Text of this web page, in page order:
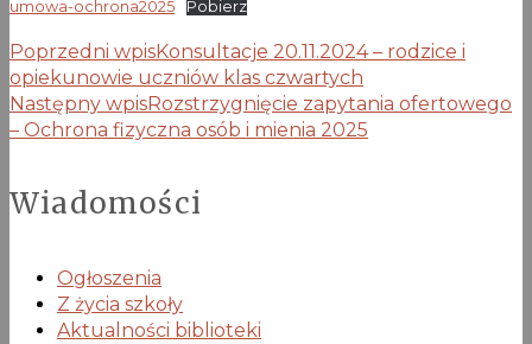
umowa-ochrona2025 Pobierz
Poprzedni wpisKonsultacje 20.11.2024 – rodzice i
opiekunowie uczniów klas czwartych
Następny wpisRozstrzygnięcie zapytania ofertowego
– Ochrona fizyczna osób i mienia 2025
Wiadomości
Ogłoszenia
Z życia szkoły
Aktualności biblioteki